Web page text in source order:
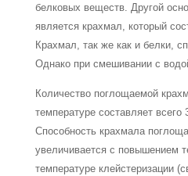
белковых веществ. Другой
является крахмал, который
Крахмал, так же как и белки,
Однако при смешивании с
Количество поглощаемой
температуре составляет всего
Способность крахмала
увеличивается с повышением
температуре клейстеризации